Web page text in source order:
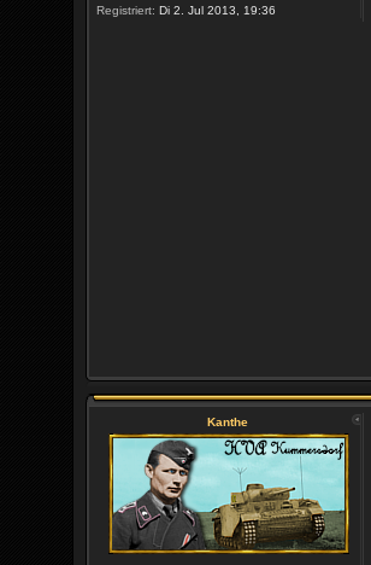
Registriert: Di 2. Jul 2013, 19:36
Kanthe